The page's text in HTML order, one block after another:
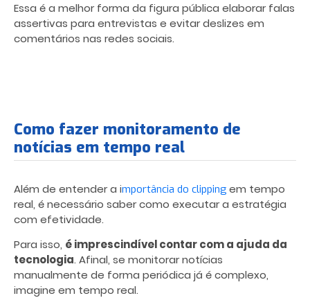
Essa é a melhor forma da figura pública elaborar falas
assertivas para entrevistas e evitar deslizes em
comentários nas redes sociais.
Como fazer monitoramento de
notícias em tempo real
Além de entender a importância do clipping em tempo
real, é necessário saber como executar a estratégia
com efetividade.
Para isso, é imprescindível contar com a ajuda da
tecnologia. Afinal, se monitorar notícias
manualmente de forma periódica já é complexo,
imagine em tempo real.